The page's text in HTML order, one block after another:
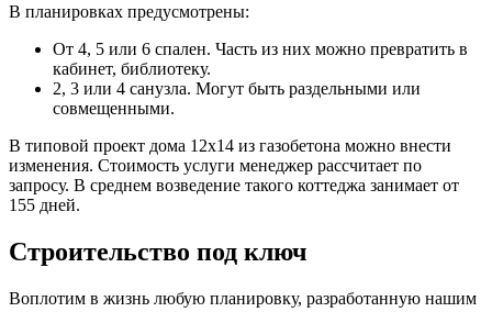
В планировках предусмотрены:
От 4, 5 или 6 спален. Часть из них можно превратить в
кабинет, библиотеку.
2, 3 или 4 санузла. Могут быть раздельными или
совмещенными.
В типовой проект дома 12х14 из газобетона можно внести
изменения. Стоимость услуги менеджер рассчитает по
запросу. В среднем возведение такого коттеджа занимает от
155 дней.
Строительство под ключ
Воплотим в жизнь любую планировку, разработанную нашим